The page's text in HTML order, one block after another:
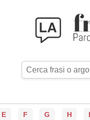
E F G H I